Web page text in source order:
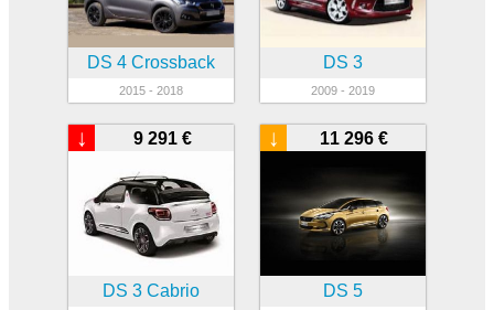
DS 4 Crossback
2015 - 2018
DS 3
2009 - 2019
9 291 €
↓
DS 3 Cabrio
11 296 €
↓
DS 5